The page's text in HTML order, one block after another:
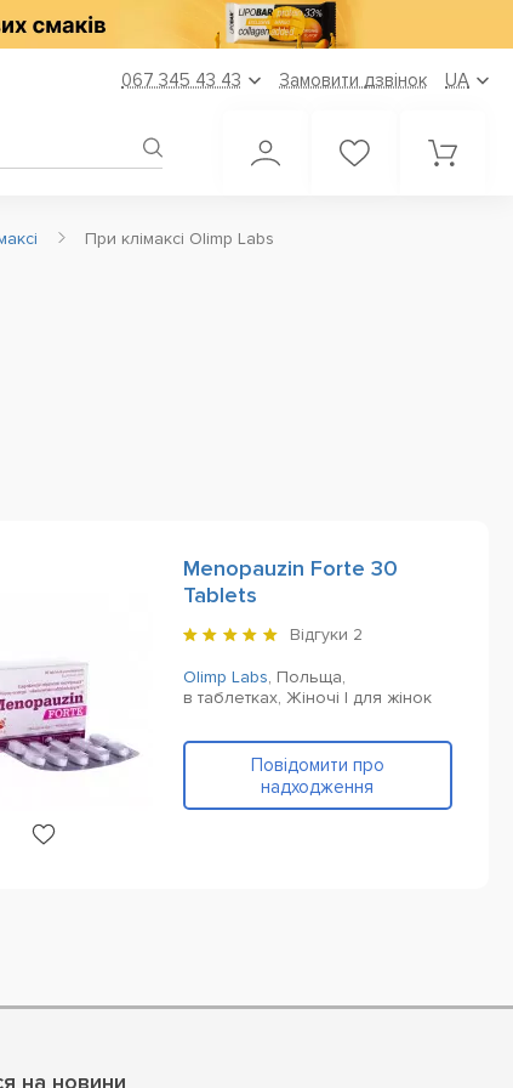
067 345 43 43 Замовити дзвінок UA
При клімаксі Olimp Labs
Menopauzin Forte 30
Tablets
Відгуки 2
Olimp Labs, Польща,
в таблетках, Жіночі | для жінок
Повідомити про
надходження
на новини